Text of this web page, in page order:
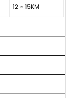
12 ~ 15KM